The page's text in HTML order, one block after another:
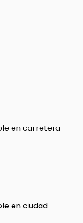
en carretera
en ciudad